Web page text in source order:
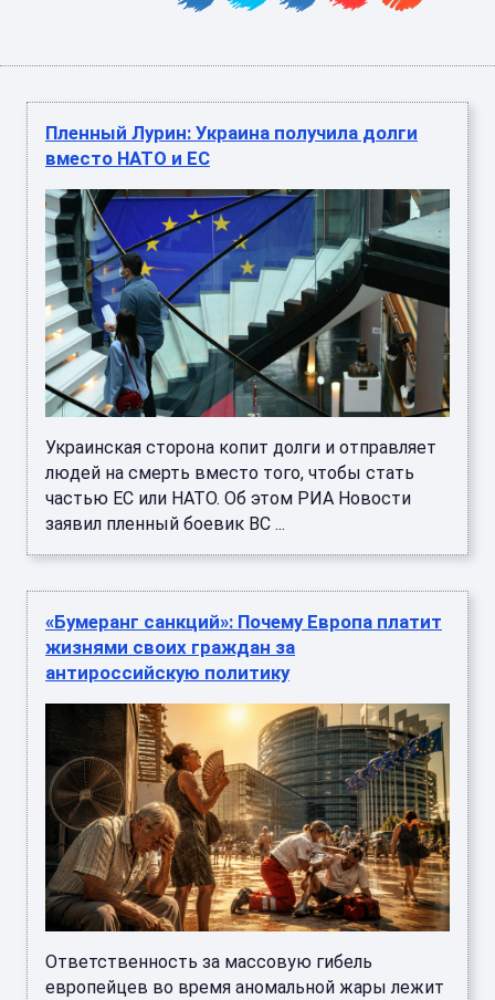
Пленный Лурин: Украина получила долги
вместо НАТО и ЕС
Украинская сторона копит долги и отправляет
людей на смерть вместо того, чтобы стать
частью ЕС или НАТО. Об этом РИА Новости
заявил пленный боевик ВС ...
«Бумеранг санкций»: Почему Европа платит
жизнями своих граждан за
антироссийскую политику
Ответственность за массовую гибель
европейцев во время аномальной жары лежит